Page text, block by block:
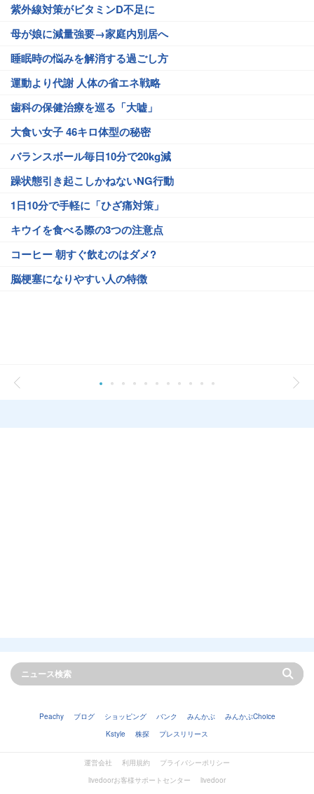
紫外線対策がビタミンD不足に
母が娘に減量強要→家庭内別居へ
睡眠時の悩みを解消する過ごし方
運動より代謝 人体の省エネ戦略
歯科の保健治療を巡る「大嘘」
大食い女子 46キロ体型の秘密
バランスボール毎日10分で20kg減
躁状態引き起こしかねないNG行動
1日10分で手軽に「ひざ痛対策」
キウイを食べる際の3つの注意点
コーヒー 朝すぐ飲むのはダメ?
脳梗塞になりやすい人の特徴
Peachy ブログ ショッピング バンク みんかぶ
みんかぶChoice
Kstyle
株探 プレスリリース
運営会社 利用規約
プライバシーポリシー
livedoorお客様サポートセンター
livedoor